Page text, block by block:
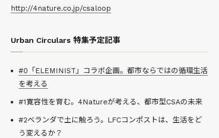
http://4nature.co.jp/csaloop
Urban Circulars 特集予定記事
#0「ELEMINIST」コラボ企画。都市ならではの循環生活
を考える
#1寛容性を育む。4Natureが考える、都市型CSAの未来
#2ベランダで土に触ろう。LFCコンポストは、生活をど
う変えるか？